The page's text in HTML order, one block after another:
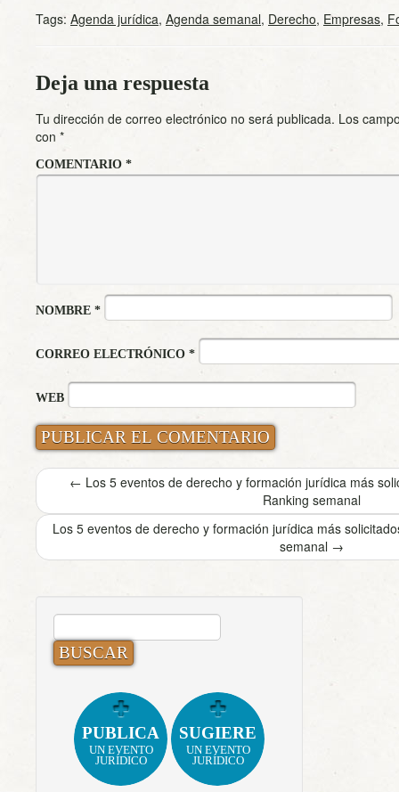
Tags: Agenda jurídica, Agenda semanal, Derecho, Empresas,
Deja una respuesta
Tu dirección de correo electrónico no será publicada. Los
con *
COMENTARIO *
NOMBRE *
CORREO ELECTRÓNICO *
WEB
← Los 5 eventos de derecho y formación jurídica más
Ranking semanal
Los 5 eventos de derecho y formación jurídica más
semanal →
BUSCAR:
PUBLICA
UN EVENTO
JURÍDICO
SUGIERE
UN EVENTO
JURÍDICO